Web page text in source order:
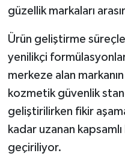
güzellik markaları
Ürün geliştirme
yenilikçi
merkeze alan
kozmetik güvenlik
geliştirilirken fikir
kadar uzanan
geçiriliyor.